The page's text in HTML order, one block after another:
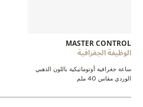
MASTER CONTROL
الوظيفة الجغرافية
ساعة جغرافية أوتوماتيكية باللون الذهبي
الوردي مقاس 40 ملم